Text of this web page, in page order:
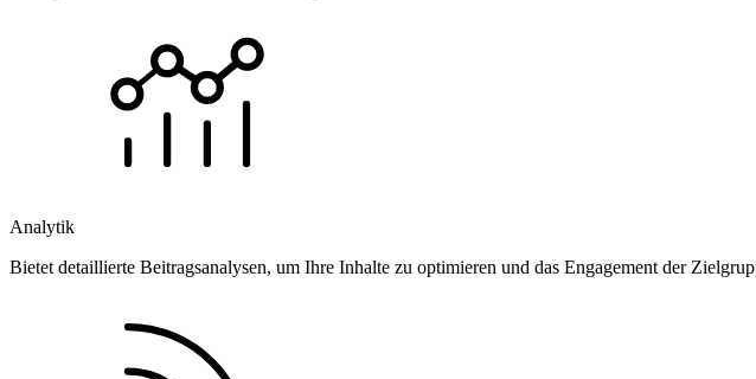
Analytik
Bietet detaillierte Beitragsanalysen, um Ihre Inhalte zu optimieren und das Engagement der